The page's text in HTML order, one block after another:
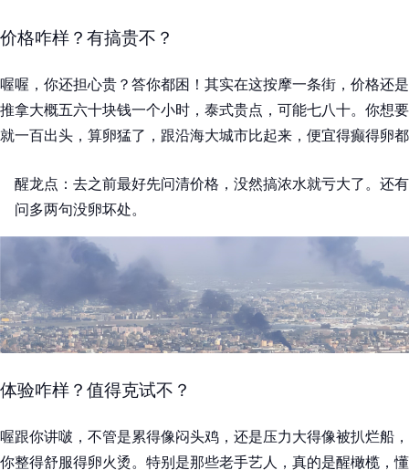
价格咋样？有搞贵不？
喔喔，你还担心贵？答你都困！其实在这按摩一条街，价格还
推拿大概五六十块钱一个小时，泰式贵点，可能七八十。你想
就一百出头，算卵猛了，跟沿海大城市比起来，便宜得癫得卵
醒龙点：去之前最好先问清价格，没然搞浓水就亏大了。还
问多两句没卵坏处。
体验咋样？值得克试不？
喔跟你讲啵，不管是累得像闷头鸡，还是压力大得像被扒烂船
你整得舒服得卵火烫。特别是那些老手艺人，真的是醒橄榄，